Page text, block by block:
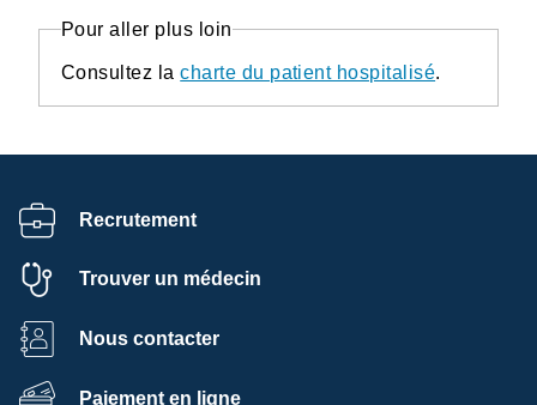
Pour aller plus loin
Consultez lacharte du patient hospitalisé.
Recrutement
Trouver un médecin
Nous contacter
Paiement en ligne